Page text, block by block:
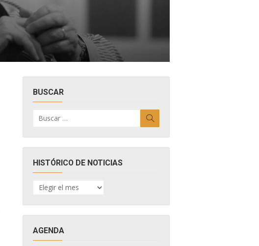
BUSCAR
por:
HISTÓRICO DE NOTICIAS
HISTÓRICO
DE
AGENDA